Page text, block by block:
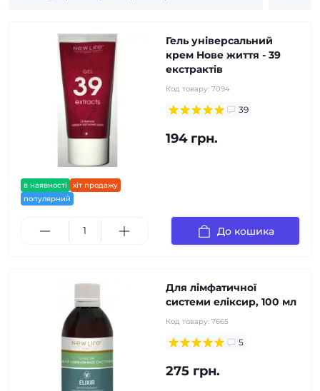
в наявності
хіт продажу
популярний
Гель універсальний
крем Нове життя - 39
екстрактів
Код товару: 7094
39
194 грн.
До кошика
Для лімфатичної
системи еліксир, 100 мл
Код товару: 7665
5
275 грн.